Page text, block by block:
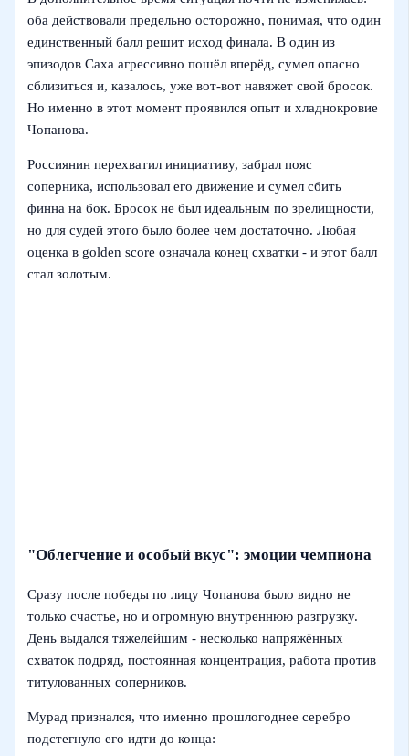
оба действовали предельно осторожно, понимая, что один
единственный балл решит исход финала. В один из
эпизодов Саха агрессивно пошёл вперёд, сумел опасно
сблизиться и, казалось, уже вот‑вот навяжет свой бросок.
Но именно в этот момент проявился опыт и хладнокровие
Чопанова.
Россиянин перехватил инициативу, забрал пояс
соперника, использовал его движение и сумел сбить
финна на бок. Бросок не был идеальным по зрелищности,
но для судей этого было более чем достаточно. Любая
оценка в golden score означала конец схватки - и этот балл
стал золотым.
"Облегчение и особый вкус": эмоции чемпиона
Сразу после победы по лицу Чопанова было видно не
только счастье, но и огромную внутреннюю разгрузку.
День выдался тяжелейшим - несколько напряжённых
схваток подряд, постоянная концентрация, работа против
титулованных соперников.
Мурад признался, что именно прошлогоднее серебро
подстегнуло его идти до конца: